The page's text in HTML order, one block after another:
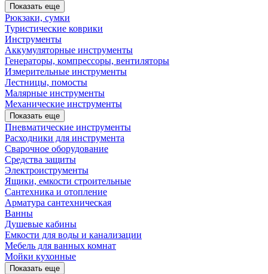
Показать еще
Рюкзаки, сумки
Туристические коврики
Инструменты
Аккумуляторные инструменты
Генераторы, компрессоры, вентиляторы
Измерительные инструменты
Лестницы, помосты
Малярные инструменты
Механические инструменты
Показать еще
Пневматические инструменты
Расходники для инструмента
Сварочное оборудование
Средства защиты
Электроиструменты
Ящики, емкости строительные
Сантехника и отопление
Арматура сантехническая
Ванны
Душевые кабины
Емкости для воды и канализации
Мебель для ванных комнат
Мойки кухонные
Показать еще